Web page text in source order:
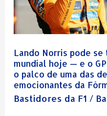
Lando Norris pode se
mundial hoje — e o
o palco de uma das
emocionantes da
Bastidores da F1 /
campeão
mundial
—
e
o